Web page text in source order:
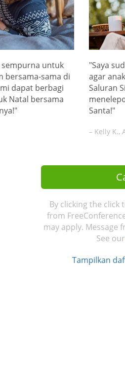
sempurna untuk
bersama-sama di
dapat berbagi
Natal bersama
"Saya
agar
Saluran
Santa!"
– Kelly K.,
By clicking the click
from
may apply. Message
See our
Tampilkan